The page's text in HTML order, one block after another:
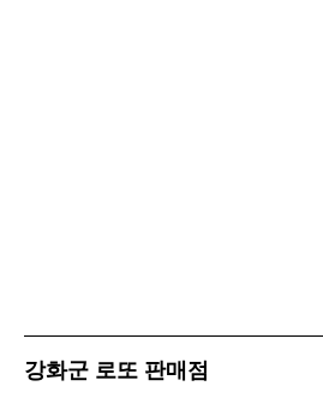
강화군 로또 판매점